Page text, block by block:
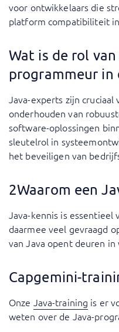
voor ontwikkelaars die
platform compatibiliteit
Wat is de rol van
programmeur in
Java-experts zijn
onderhouden van
software-oplossingen
sleutelrol in
het beveiligen van
2Waarom een
Java-kennis is essentieel
daarmee veel gevraagd
van Java opent deuren
Capgemini-
Onze Java-training is er
weten over de Java-